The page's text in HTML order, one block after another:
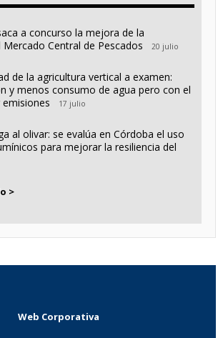
a concurso la mejora de la
Central de Pescados
20 julio
de la agricultura vertical a examen:
y menos consumo de agua pero con el
17 julio
al olivar: se evalúa en Córdoba el uso
para mejorar la resiliencia del
>
Web Corporativa